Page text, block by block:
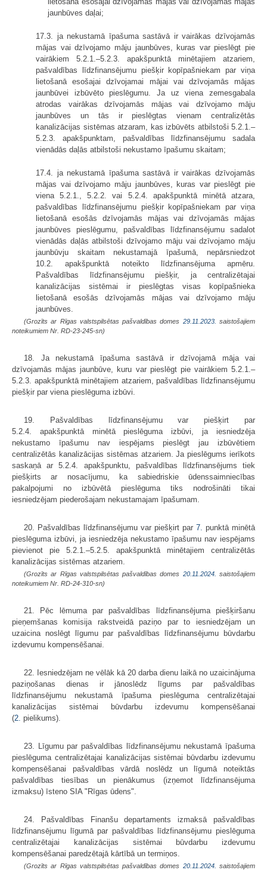
jaunbūves daļai;
17.3. ja nekustamā īpašuma sastāvā ir vairākas dzīvojamās
mājas vai dzīvojamo māju jaunbūves, kuras var pieslēgt pie
vairākiem 5.2.1.–5.2.3. apakšpunktā minētajiem atzariem,
pašvaldības līdzfinansējumu piešķir kopīpašniekam par viņa
lietošanā esošajai dzīvojamai mājai vai dzīvojamās mājas
jaunbūvei izbūvēto pieslēgumu. Ja uz viena zemesgabala
atrodas vairākas dzīvojamās mājas vai dzīvojamo māju
jaunbūves un tās ir pieslēgtas vienam centralizētās
kanalizācijas sistēmas atzaram, kas izbūvēts atbilstoši 5.2.1.–
5.2.3. apakšpunktam, pašvaldības līdzfinansējumu sadala
vienādās daļās atbilstoši nekustamo īpašumu skaitam;
17.4. ja nekustamā īpašuma sastāvā ir vairākas dzīvojamās
mājas vai dzīvojamo māju jaunbūves, kuras var pieslēgt pie
viena 5.2.1., 5.2.2. vai 5.2.4. apakšpunktā minētā atzara,
pašvaldības līdzfinansējumu piešķir kopīpašniekam par viņa
lietošanā esošās dzīvojamās mājas vai dzīvojamās mājas
jaunbūves pieslēgumu, pašvaldības līdzfinansējumu sadalot
vienādās daļās atbilstoši dzīvojamo māju vai dzīvojamo māju
jaunbūvju skaitam nekustamajā īpašumā, nepārsniedzot
10.2. apakšpunktā noteikto līdzfinansējuma apmēru.
Pašvaldības līdzfinansējumu piešķir, ja centralizētajai
kanalizācijas sistēmai ir pieslēgtas visas kopīpašnieka
lietošanā esošās dzīvojamās mājas vai dzīvojamo māju
jaunbūves.
(Grozīts ar Rīgas valstspilsētas pašvaldības domes 29.11.2023.
saistošajiem
noteikumiem Nr. RD-23-245-sn)
18. Ja nekustamā īpašuma sastāvā ir dzīvojamā māja vai
dzīvojamās mājas jaunbūve, kuru var pieslēgt pie vairākiem 5.2.1.–
5.2.3. apakšpunktā minētajiem atzariem, pašvaldības līdzfinansējumu
piešķir par viena pieslēguma izbūvi.
19. Pašvaldības līdzfinansējumu var piešķirt par
5.2.4. apakšpunktā minētā pieslēguma izbūvi, ja iesniedzēja
nekustamo īpašumu nav iespējams pieslēgt jau izbūvētiem
centralizētās kanalizācijas sistēmas atzariem. Ja pieslēgums ierīkots
saskaņā ar 5.2.4. apakšpunktu, pašvaldības līdzfinansējums tiek
piešķirts ar nosacījumu, ka sabiedriskie ūdenssaimniecības
pakalpojumi no izbūvētā pieslēguma tiks nodrošināti tikai
iesniedzējam piederošajam nekustamajam īpašumam.
20. Pašvaldības līdzfinansējumu var piešķirt par 7. punktā minētā
pieslēguma izbūvi, ja iesniedzēja nekustamo īpašumu nav iespējams
pievienot pie 5.2.1.–5.2.5. apakšpunktā minētajiem centralizētās
kanalizācijas sistēmas atzariem.
(Grozīts ar Rīgas valstspilsētas pašvaldības domes 20.11.2024.
saistošajiem
noteikumiem Nr. RD-24-310-sn)
21. Pēc lēmuma par pašvaldības līdzfinansējuma piešķiršanu
pieņemšanas komisija rakstveidā paziņo par to iesniedzējam un
uzaicina noslēgt līgumu par pašvaldības līdzfinansējumu būvdarbu
izdevumu kompensēšanai.
22. Iesniedzējam ne vēlāk kā 20 darba dienu laikā no uzaicinājuma
paziņošanas dienas ir jānoslēdz līgums par pašvaldības
līdzfinansējumu nekustamā īpašuma pieslēguma centralizētajai
kanalizācijas sistēmai būvdarbu izdevumu kompensēšanai
(2. pielikums).
23. Līgumu par pašvaldības līdzfinansējumu nekustamā īpašuma
pieslēguma centralizētajai kanalizācijas sistēmai būvdarbu izdevumu
kompensēšanai pašvaldības vārdā noslēdz un līgumā noteiktās
pašvaldības tiesības un pienākumus (izņemot līdzfinansējuma
izmaksu) īsteno SIA "Rīgas ūdens".
24. Pašvaldības Finanšu departaments izmaksā pašvaldības
līdzfinansējumu līgumā par pašvaldības līdzfinansējumu pieslēguma
centralizētajai kanalizācijas sistēmai būvdarbu izdevumu
kompensēšanai paredzētajā kārtībā un termiņos.
(Grozīts ar Rīgas valstspilsētas pašvaldības domes 20.11.2024.
saistošajiem